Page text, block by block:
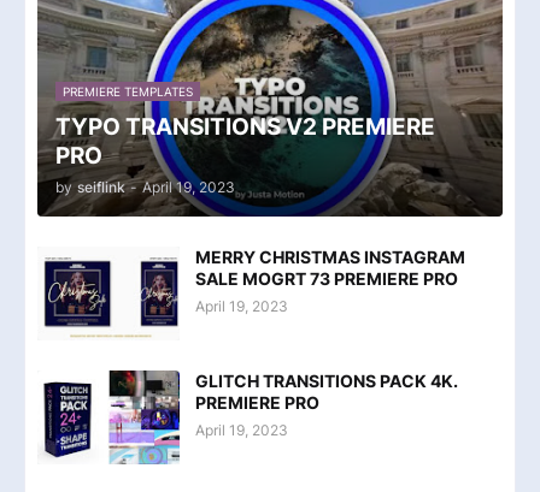
PREMIERE TEMPLATES
TYPO TRANSITIONS V2 PREMIERE
PRO
by seiflink - April 19, 2023
MERRY CHRISTMAS INSTAGRAM
SALE MOGRT 73 PREMIERE PRO
April 19, 2023
GLITCH TRANSITIONS PACK 4K.
PREMIERE PRO
April 19, 2023